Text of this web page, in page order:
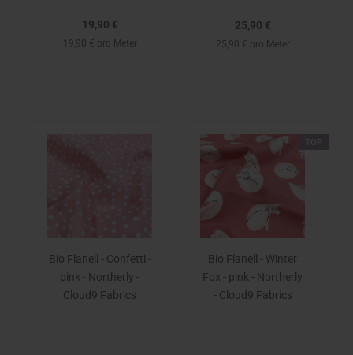
19,90 €
19,90 € pro Meter
25,90 €
25,90 € pro Meter
Bio Flanell - Confetti -
pink - Northerly -
Cloud9 Fabrics
Bio Flanell - Winter
Fox - pink - Northerly
- Cloud9 Fabrics